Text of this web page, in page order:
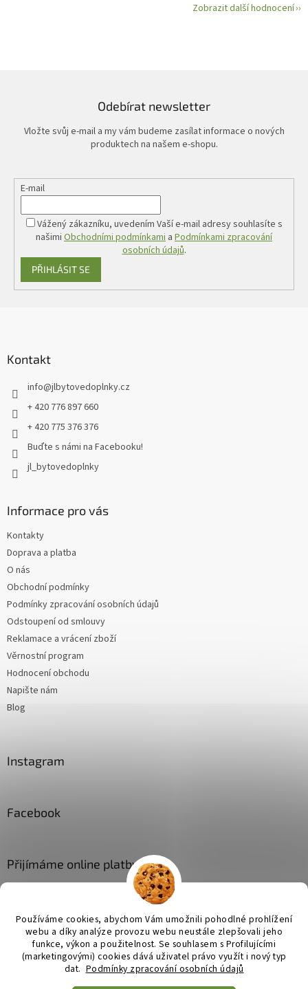
Používáme cookies, abychom Vám umožnili pohodlné prohlížení
webu a díky analýze provozu webu neustále zlepšovali jeho
funkce, výkon a použitelnost. Se souhlasem s Profilujícími
(marketingovými) cookies dává uživatel právo využít i nový typ
dat. Podmínky zpracování osobních údajů
Zobrazit další hodnocení
Odebírat newsletter
Vložte svůj e-mail a my vám budeme zasílat informace o nových
produktech na našem e-shopu.
E-mail
Vážený zákazníku, uvedením Vaší e-mail adresy souhlasíte s
našimi Obchodními podmínkami a Podmínkami zpracování
osobních údajů.
PŘIHLÁSIT SE
Kontakt
info@jlbytovedoplnky.cz
+ 420 776 897 660
+ 420 775 376 376
Buďte s námi na Facebooku!
jl_bytovedoplnky
Informace pro vás
Kontakty
Doprava a platba
O nás
Obchodní podmínky
Podmínky zpracování osobních údajů
Odstoupení od smlouvy
Reklamace a vrácení zboží
Věrnostní program
Hodnocení obchodu
Napište nám
Blog
Instagram
Facebook
Přijímáme online platby
Vytvořil Shoptet